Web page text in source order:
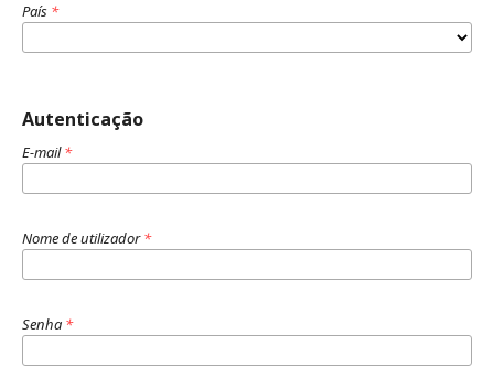
País *
Autenticação
E-mail*
Nome de utilizador*
Senha *